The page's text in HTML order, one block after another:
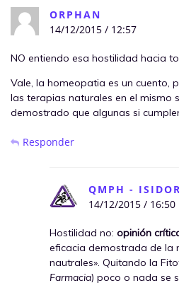
ORPHAN
14/12/2015 / 12:57
NO entiendo esa hostilidad hacia
Vale, la homeopatia es un cuento,
las terapias naturales en el mismo
demostrado que algunas si
Responder
QMPH -
14/12/2015 / 16:50
Hostilidad no: opinión
eficacia demostrada de la
nautrales». Quitando la
Farmacia) poco o nada se